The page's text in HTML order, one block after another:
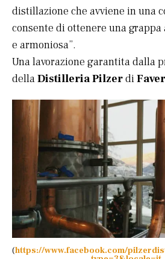
distillazione che avviene in una
consente di ottenere una
e armoniosa”.
Una lavorazione garantita dalla
dellaDistilleria PilzerdiFaver
(https://www.facebook.com/